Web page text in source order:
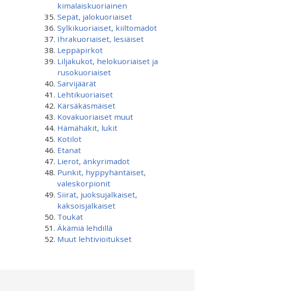
kimalaiskuoriainen
Sepät, jalokuoriaiset
Sylkikuoriaiset, kiiltomadot
Ihrakuoriaiset, lesiäiset
Leppäpirkot
Liljakukot, helokuoriaiset ja
rusokuoriaiset
Sarvijäärät
Lehtikuoriaiset
Kärsäkäsmäiset
Kovakuoriaiset muut
Hämähäkit, lukit
Kotilot
Etanat
Lierot, änkyrimadot
Punkit, hyppyhäntäiset,
valeskorpionit
Siirat, juoksujalkaiset,
kaksoisjalkaiset
Toukat
Äkämiä lehdillä
Muut lehtivioitukset